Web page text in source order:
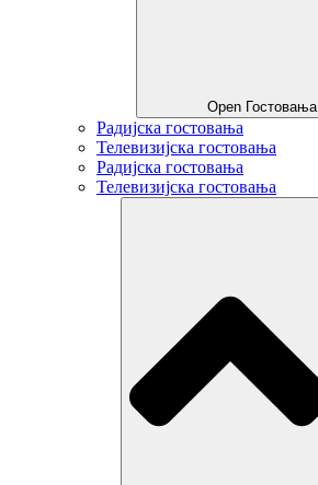
Open Гостовања
Радијска гостовања
Телевизијска гостовања
Радијска гостовања
Телевизијска гостовања